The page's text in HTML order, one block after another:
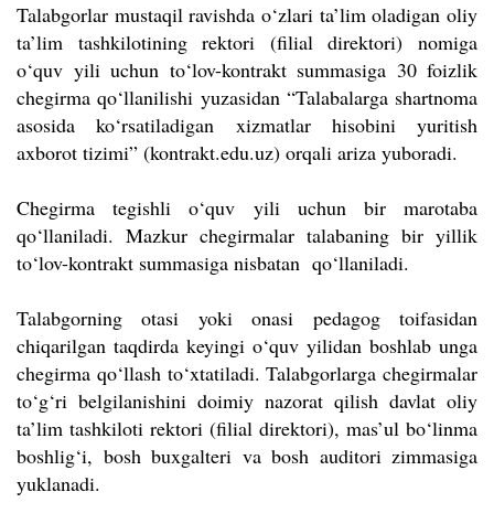
Talabgorlar mustaqil ravishda o‘zlari ta’lim oladigan oliy
ta’lim tashkilotining rektori (filial direktori) nomiga
o‘quv yili uchun to‘lov-kontrakt summasiga 30 foizlik
chegirma qo‘llanilishi yuzasidan “Talabalarga shartnoma
asosida ko‘rsatiladigan xizmatlar hisobini yuritish
axborot tizimi” (kontrakt.edu.uz) orqali ariza yuboradi.
Chegirma tegishli o‘quv yili uchun bir marotaba
qo‘llaniladi. Mazkur chegirmalar talabaning bir yillik
to‘lov-kontrakt summasiga nisbatan qo‘llaniladi.
Talabgorning otasi yoki onasi pedagog toifasidan
chiqarilgan taqdirda keyingi o‘quv yilidan boshlab unga
chegirma qo‘llash to‘xtatiladi. Talabgorlarga chegirmalar
to‘g‘ri belgilanishini doimiy nazorat qilish davlat oliy
ta’lim tashkiloti rektori (filial direktori), mas’ul bo‘linma
boshlig‘i, bosh buxgalteri va bosh auditori zimmasiga
yuklanadi.